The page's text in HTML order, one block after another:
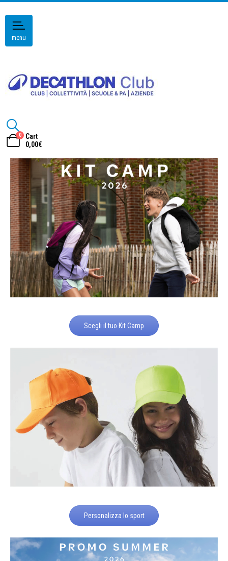
menu
0
Cart
0,00€
Scegli il tuo Kit Camp
Personalizza lo sport